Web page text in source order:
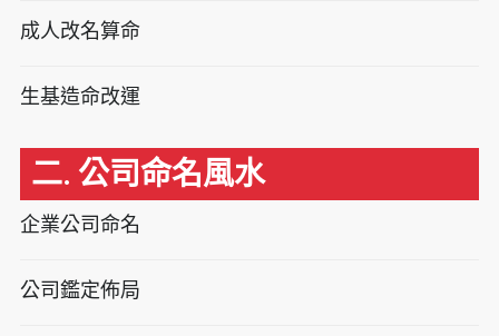
成人改名算命
生基造命改運
二. 公司命名風水
企業公司命名
公司鑑定佈局